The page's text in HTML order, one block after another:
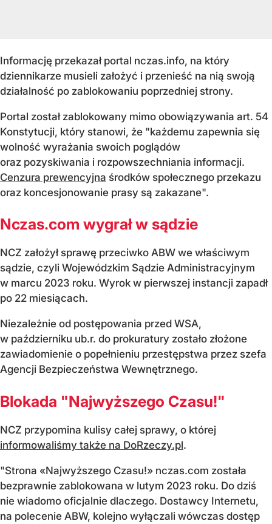
Informację przekazał portal nczas.info, na który
dziennikarze musieli założyć i przenieść na nią swoją
działalność po zablokowaniu poprzedniej strony.
Portal został zablokowany mimo obowiązywania art. 54
Konstytucji, który stanowi, że "każdemu zapewnia się
wolność wyrażania swoich poglądów
oraz pozyskiwania i rozpowszechniania informacji.
Cenzura prewencyjna środków społecznego przekazu
oraz koncesjonowanie prasy są zakazane".
Nczas.com wygrał w sądzie
NCZ założył sprawę przeciwko ABW we właściwym
sądzie, czyli Wojewódzkim Sądzie Administracyjnym
w marcu 2023 roku. Wyrok w pierwszej instancji zapadł
po 22 miesiącach.
Niezależnie od postępowania przed WSA,
w październiku ub.r. do prokuratury zostało złożone
zawiadomienie o popełnieniu przestępstwa przez szefa
Agencji Bezpieczeństwa Wewnętrznego.
Blokada "Najwyższego Czasu!"
NCZ przypomina kulisy całej sprawy, o której
informowaliśmy także na DoRzeczy.pl.
"Strona «Najwyższego Czasu!» nczas.com została
bezprawnie zablokowana w lutym 2023 roku. Do dziś
nie wiadomo oficjalnie dlaczego. Dostawcy Internetu,
na polecenie ABW, kolejno wyłączali wówczas dostęp